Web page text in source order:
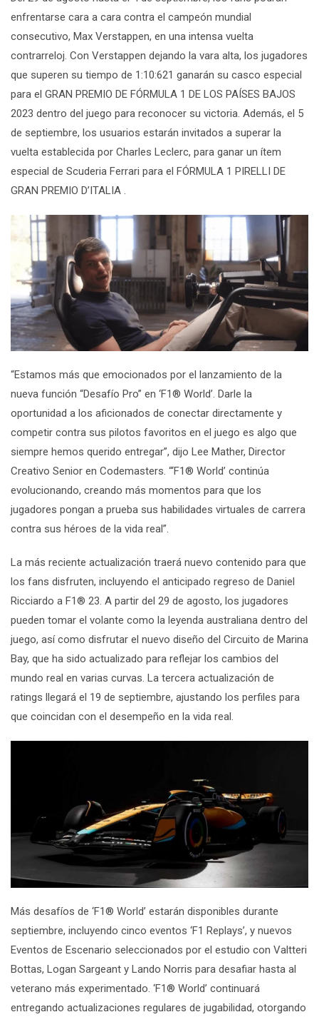
enfrentarse cara a cara contra el campeón mundial
consecutivo, Max Verstappen, en una intensa vuelta
contrarreloj. Con Verstappen dejando la vara alta, los jugadores
que superen su tiempo de 1:10:621 ganarán su casco especial
para el GRAN PREMIO DE FÓRMULA 1 DE LOS PAÍSES BAJOS
2023 dentro del juego para reconocer su victoria. Además, el 5
de septiembre, los usuarios estarán invitados a superar la
vuelta establecida por Charles Leclerc, para ganar un ítem
especial de Scuderia Ferrari para el FÓRMULA 1 PIRELLI DE
GRAN PREMIO D’ITALIA .
“Estamos más que emocionados por el lanzamiento de la
nueva función “Desafío Pro” en ‘F1® World’. Darle la
oportunidad a los aficionados de conectar directamente y
competir contra sus pilotos favoritos en el juego es algo que
siempre hemos querido entregar”, dijo Lee Mather, Director
Creativo Senior en Codemasters. “‘F1® World’ continúa
evolucionando, creando más momentos para que los
jugadores pongan a prueba sus habilidades virtuales de carrera
contra sus héroes de la vida real”.
La más reciente actualización traerá nuevo contenido para que
los fans disfruten, incluyendo el anticipado regreso de Daniel
Ricciardo a F1® 23. A partir del 29 de agosto, los jugadores
pueden tomar el volante como la leyenda australiana dentro del
juego, así como disfrutar el nuevo diseño del Circuito de Marina
Bay, que ha sido actualizado para reflejar los cambios del
mundo real en varias curvas. La tercera actualización de
ratings llegará el 19 de septiembre, ajustando los perfiles para
que coincidan con el desempeño en la vida real.
Más desafíos de ‘F1® World’ estarán disponibles durante
septiembre, incluyendo cinco eventos ‘F1 Replays’, y nuevos
Eventos de Escenario seleccionados por el estudio con Valtteri
Bottas, Logan Sargeant y Lando Norris para desafiar hasta al
veterano más experimentado. ‘F1® World’ continuará
entregando actualizaciones regulares de jugabilidad, otorgando